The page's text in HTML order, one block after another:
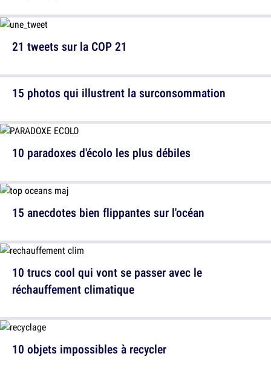
21 tweets sur la COP 21
10 paradoxes d'écolo les plus débiles
10 trucs cool qui vont se passer avec le
réchauffement climatique
15 photos qui illustrent la surconsommation
15 anecdotes bien flippantes sur l'océan
10 objets impossibles à recycler